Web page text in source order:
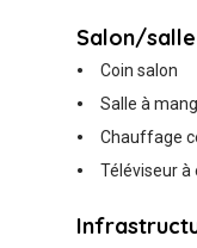
Salon/
Coin salon
Salle à
Chauffage
Téléviseur à